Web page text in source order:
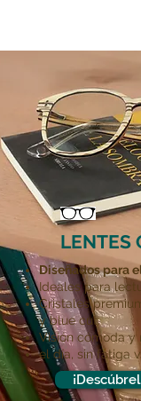
Diseñados para
Ideales para
Cristales
y blue cut.
Visión cómoda y
el día, sin fatiga
LENTES